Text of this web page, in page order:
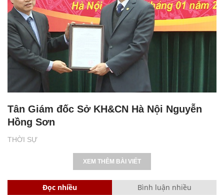
THỜI SỰ
Tân Giám đốc Sở KH&CN Hà Nội Nguyễn
Hồng Sơn
XEM THÊM BÀI VIẾT
Đọc nhiều Bình luận nhiều